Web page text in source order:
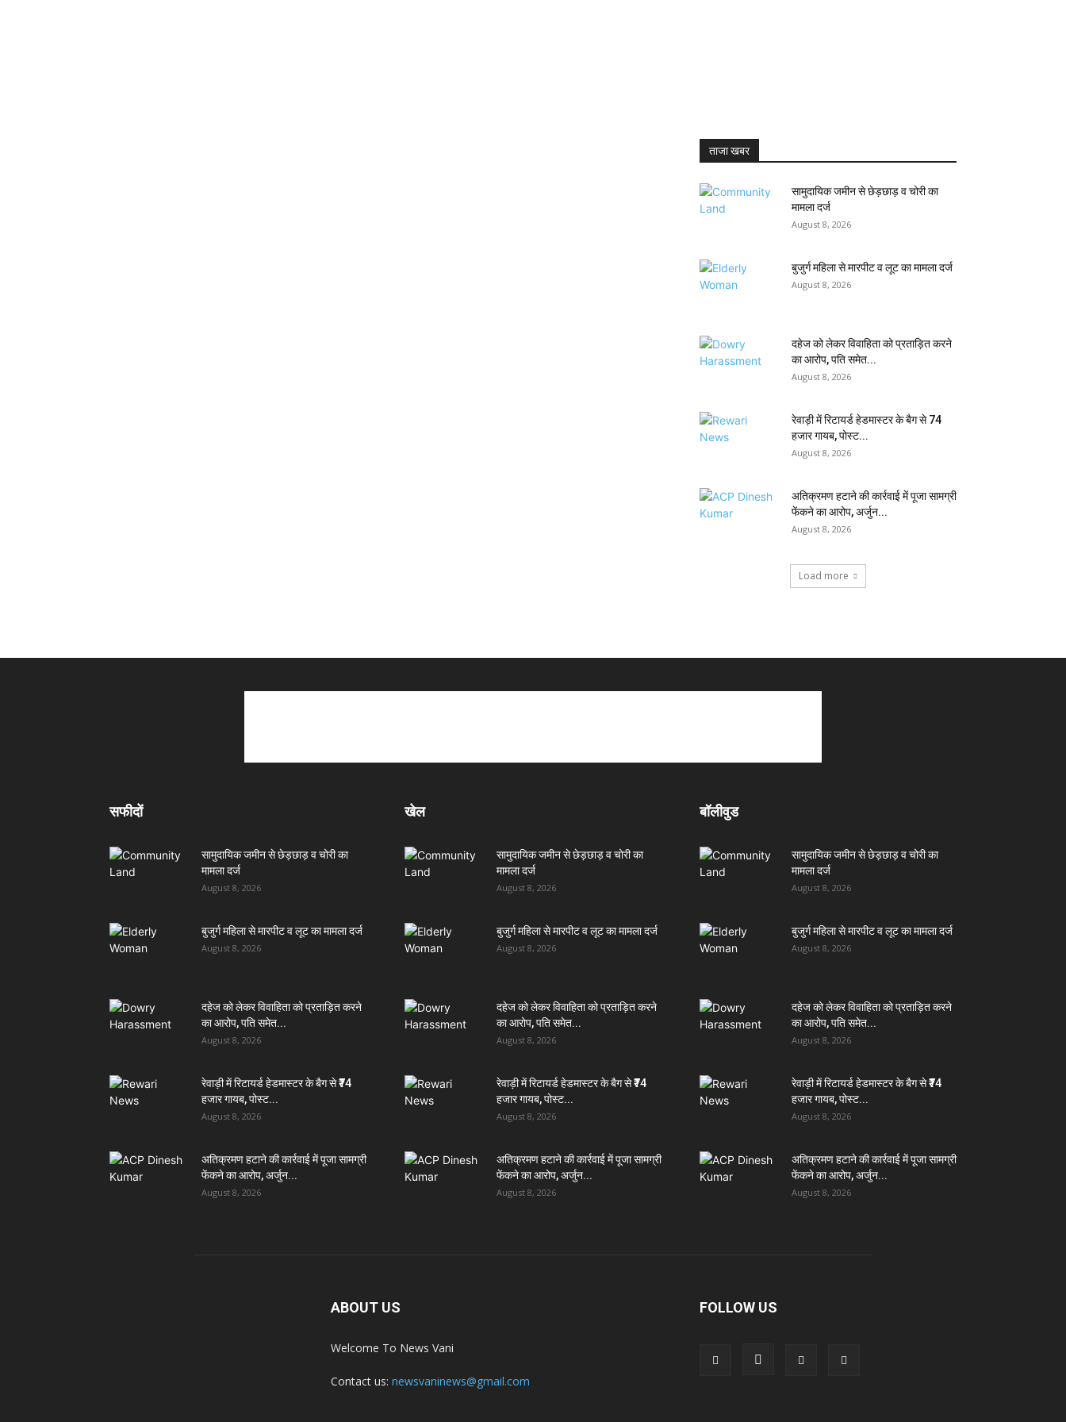
ताजा खबर
सामुदायिक जमीन से छेड़छाड़ व चोरी का
मामला दर्ज
August 8, 2026
बुजुर्ग महिला से मारपीट व लूट का मामला दर्ज
August 8, 2026
दहेज को लेकर विवाहिता को प्रताड़ित करने
का आरोप, पति समेत...
August 8, 2026
रेवाड़ी में रिटायर्ड हेडमास्टर के बैग से ₹74
हजार गायब, पोस्ट...
August 8, 2026
अतिक्रमण हटाने की कार्रवाई में पूजा सामग्री
फेंकने का आरोप, अर्जुन...
August 8, 2026
Load more
सफीदों
सामुदायिक जमीन से छेड़छाड़ व चोरी का
मामला दर्ज
August 8, 2026
बुजुर्ग महिला से मारपीट व लूट का मामला दर्ज
August 8, 2026
दहेज को लेकर विवाहिता को प्रताड़ित करने
का आरोप, पति समेत...
August 8, 2026
रेवाड़ी में रिटायर्ड हेडमास्टर के बैग से ₹74
हजार गायब, पोस्ट...
August 8, 2026
अतिक्रमण हटाने की कार्रवाई में पूजा सामग्री
फेंकने का आरोप, अर्जुन...
August 8, 2026
खेल
सामुदायिक जमीन से छेड़छाड़ व चोरी का
मामला दर्ज
August 8, 2026
बुजुर्ग महिला से मारपीट व लूट का मामला दर्ज
August 8, 2026
दहेज को लेकर विवाहिता को प्रताड़ित करने
का आरोप, पति समेत...
August 8, 2026
रेवाड़ी में रिटायर्ड हेडमास्टर के बैग से ₹74
हजार गायब, पोस्ट...
August 8, 2026
अतिक्रमण हटाने की कार्रवाई में पूजा सामग्री
फेंकने का आरोप, अर्जुन...
August 8, 2026
बॉलीवुड
सामुदायिक जमीन से छेड़छाड़ व चोरी का
मामला दर्ज
August 8, 2026
बुजुर्ग महिला से मारपीट व लूट का मामला दर्ज
August 8, 2026
दहेज को लेकर विवाहिता को प्रताड़ित करने
का आरोप, पति समेत...
August 8, 2026
रेवाड़ी में रिटायर्ड हेडमास्टर के बैग से ₹74
हजार गायब, पोस्ट...
August 8, 2026
अतिक्रमण हटाने की कार्रवाई में पूजा सामग्री
फेंकने का आरोप, अर्जुन...
August 8, 2026
ABOUT US
Welcome To News Vani
Contact us: newsvaninews@gmail.com
FOLLOW US